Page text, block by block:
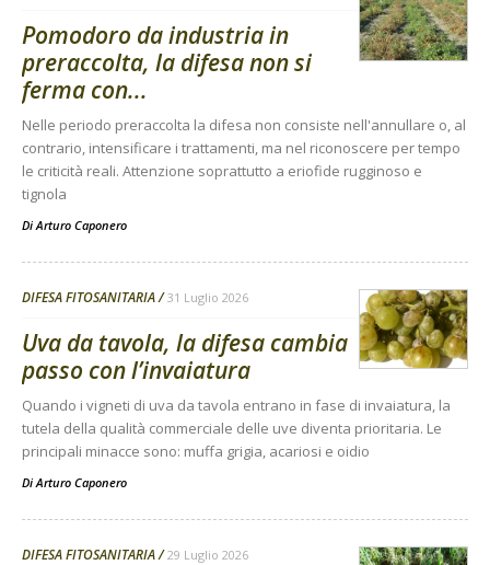
Pomodoro da industria in
preraccolta, la difesa non si
ferma con...
Nelle periodo preraccolta la difesa non consiste nell'annullare o, al
contrario, intensificare i trattamenti, ma nel riconoscere per tempo
le criticità reali. Attenzione soprattutto a eriofide rugginoso e
tignola
Di Arturo Caponero
DIFESA FITOSANITARIA 31 Luglio 2026
Uva da tavola, la difesa cambia
passo con l’invaiatura
Quando i vigneti di uva da tavola entrano in fase di invaiatura, la
tutela della qualità commerciale delle uve diventa prioritaria. Le
principali minacce sono: muffa grigia, acariosi e oidio
Di Arturo Caponero
DIFESA FITOSANITARIA 29 Luglio 2026